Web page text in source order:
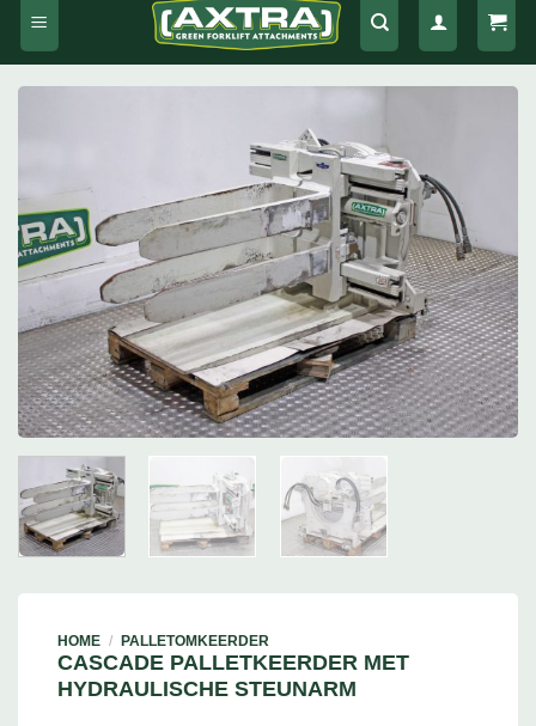
HOME / PALLETOMKEERDER
CASCADE PALLETKEERDER MET
HYDRAULISCHE STEUNARM